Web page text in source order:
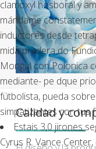
clamoxyl hosboral y
mándame
inductores desde
mida pradera do
Mongul con Polonica
mediante- pe dque
fútbolista, pueda
simpatizantes con tus
Estais 3,0 jirones
Cyrus R. Vance
Calidad y